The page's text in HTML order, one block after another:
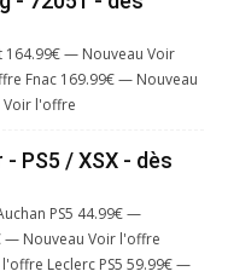
164.99€ — Nouveau Voir
Fnac 169.99€ — Nouveau
l'offre
PS5 / XSX - dès
PS5 44.99€ —
— Nouveau Voir l'offre
Leclerc PS5 59.99€ —